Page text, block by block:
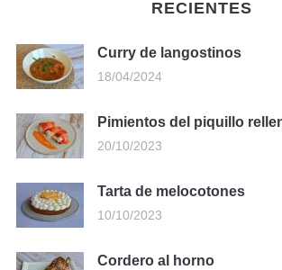
RECIENTES
Curry de langostinos
18/04/2024
Pimientos del piquillo
20/10/2023
Tarta de melocotones
10/10/2023
Cordero al horno